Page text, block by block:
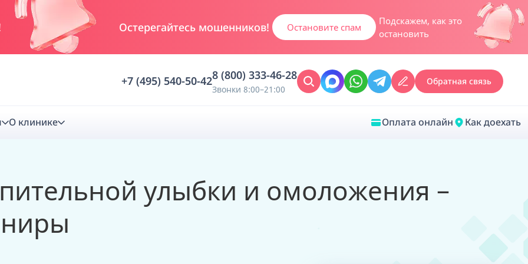
ДЛЯ ГОССЛУЖАЩИХи близких родственников Узнать подробнее
+7 (495) 540-50-428 (800) 333-46-28
Звонки 8:00–21:00
Обратная связь
О клинике Оплата онлайн Как доехать
диагностики
Анализ жевательной функции
улыбки и омоложения –